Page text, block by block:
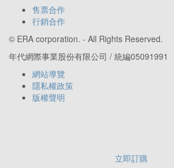
立即訂購
售票合作
行銷合作
© ERA corporation. - All Rights Reserved.
年代網際事業股份有限公司 / 統編05091991
網站導覽
隱私權政策
版權聲明